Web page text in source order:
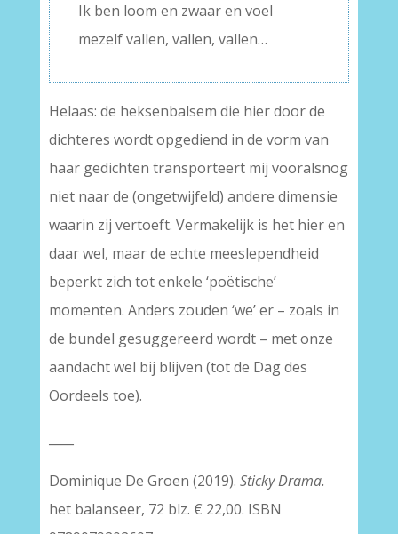
Ik ben loom en zwaar en voel
mezelf vallen, vallen, vallen…
Helaas: de heksenbalsem die hier door de
dichteres wordt opgediend in de vorm van
haar gedichten transporteert mij vooralsnog
niet naar de (ongetwijfeld) andere dimensie
waarin zij vertoeft. Vermakelijk is het hier en
daar wel, maar de echte meeslependheid
beperkt zich tot enkele ‘poëtische’
momenten. Anders zouden ‘we’ er – zoals in
de bundel gesuggereerd wordt – met onze
aandacht wel bij blijven (tot de Dag des
Oordeels toe).
Dominique De Groen (2019). Sticky Drama.
het balanseer, 72 blz. € 22,00. ISBN